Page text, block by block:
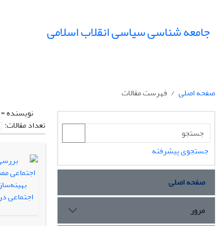
جامعه شناسی سیاسی انقلاب اسلامی
صفحه اصلی
فهرست مقالات
نویسنده =
تعداد مقالات:
جستجوی پیشرفته
صفحه اصلی
مرور